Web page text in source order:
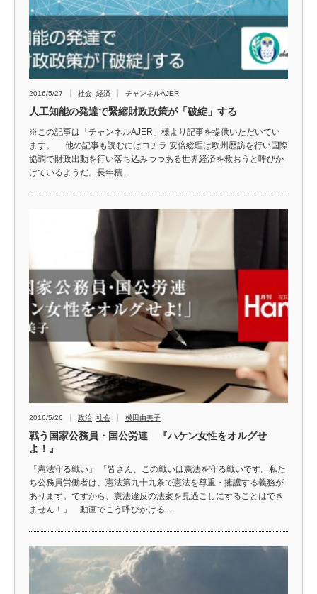
2016/5/27 社会 経済 チャンネルAJER
人工知能の発達で緊縮財政政策が「破綻」する
※この記事は「チャンネルAJER」様より記事を提供いただいてい
ます。 他の記事も読むにはコチラ 安倍総理は欧州歴訪を行い国際
協調で財政出動を行い落ち込みつつある世界経済を救おうと呼びか
けているようだ。長年積…
2016/5/26 政治 社会 横田由美子
戦う国家公務員・国公労連 『ハケン女性をオルグせ
よ！』
「憲法守る戦い」 「皆さん、この戦いは憲法を守る戦いです。私た
ち公務員労働者は、憲法第九十九条で憲法を尊重・擁護する義務が
あります。ですから、憲法違反の法案を見過ごしにすることはでき
ません！」 動画でこう呼びかける…